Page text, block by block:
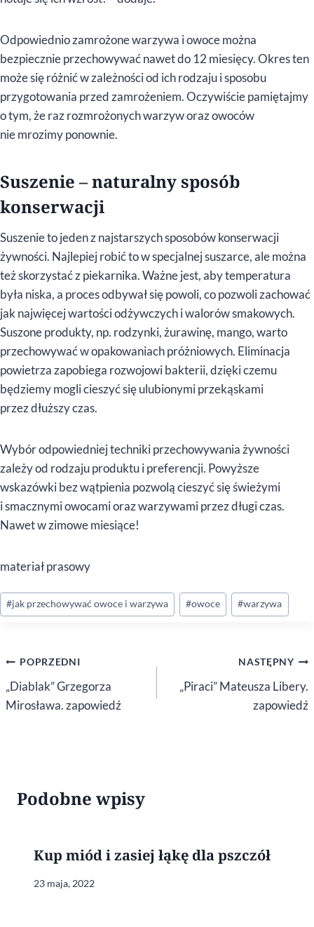
Odpowiednio zamrożone warzywa i owoce można
bezpiecznie przechowywać nawet do 12 miesięcy. Okres ten
może się różnić w zależności od ich rodzaju i sposobu
przygotowania przed zamrożeniem. Oczywiście pamiętajmy
o tym, że raz rozmrożonych warzyw oraz owoców
nie mrozimy ponownie.
Suszenie – naturalny sposób
konserwacji
Suszenie to jeden z najstarszych sposobów konserwacji
żywności. Najlepiej robić to w specjalnej suszarce, ale można
też skorzystać z piekarnika. Ważne jest, aby temperatura
była niska, a proces odbywał się powoli, co pozwoli zachować
jak najwięcej wartości odżywczych i walorów smakowych.
Suszone produkty, np. rodzynki, żurawinę, mango, warto
przechowywać w opakowaniach próżniowych. Eliminacja
powietrza zapobiega rozwojowi bakterii, dzięki czemu
będziemy mogli cieszyć się ulubionymi przekąskami
przez dłuższy czas.
Wybór odpowiedniej techniki przechowywania żywności
zależy od rodzaju produktu i preferencji. Powyższe
wskazówki bez wątpienia pozwolą cieszyć się świeżymi
i smacznymi owocami oraz warzywami przez długi czas.
Nawet w zimowe miesiące!
materiał prasowy
Tagi
wpisu:
#jak przechowywać owoce i warzywa #owoce #warzywa
Nawigacja
wpisu
POPRZEDNI
„Diablak” Grzegorza
Mirosława. zapowiedź
NASTĘPNY
„Piraci” Mateusza Libery.
zapowiedź
Podobne wpisy
Kup miód i zasiej łąkę dla pszczół
23 maja, 2022